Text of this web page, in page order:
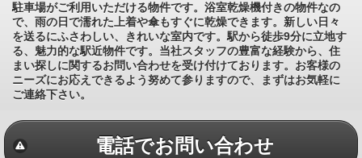
駐車場がご利用いただける物件です。浴室乾燥機付きの物件なの
で、雨の日で濡れた上着や傘もすぐに乾燥できます。新しい日々
を送るにふさわしい、きれいな室内です。駅から徒歩9分に立地す
る、魅力的な駅近物件です。当社スタッフの豊富な経験から、住
まい探しに関するお問い合わせを受け付けております。お客様の
ニーズにお応えできるよう努めて参りますので、まずはお気軽に
ご連絡下さい。
電話でお問い合わせ